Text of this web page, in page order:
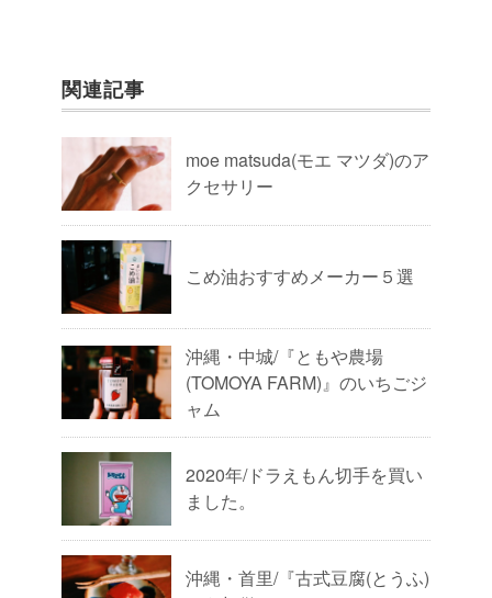
関連記事
moe matsuda(モエ マツダ)のア
クセサリー
こめ油おすすめメーカー５選
沖縄・中城/『ともや農場
(TOMOYA FARM)』のいちごジ
ャム
2020年/ドラえもん切手を買い
ました。
沖縄・首里/『古式豆腐(とうふ)